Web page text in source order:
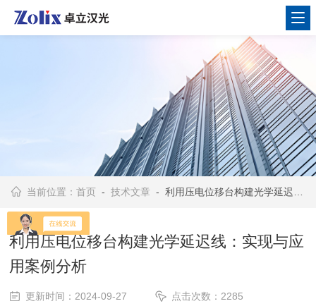
当前位置：首页 -技术文章 - 利用压电位移台构建光学延迟线：实现与应用案例分析
利用压电位移台构建光学延迟线：实现与应
用案例分析
更新时间：2024-09-27 点击次数：2285